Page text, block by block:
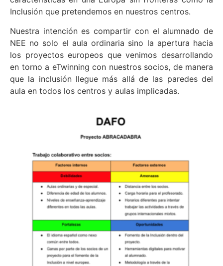
Inclusión que pretendemos en nuestros centros.
Nuestra intención es compartir con el alumnado de
NEE no solo el aula ordinaria sino la apertura hacia
los proyectos europeos que venimos desarrollando
en torno a eTwinning con nuestros socios, de manera
que la inclusión llegue más allá de las paredes del
aula en todos los centros y aulas implicadas.